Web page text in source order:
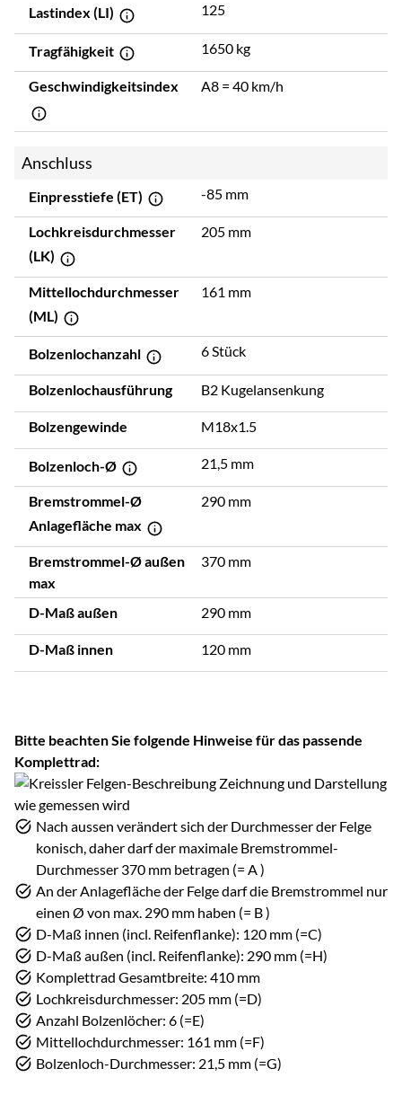
Lastindex (LI) 125
Tragfähigkeit 1650 kg
Geschwindigkeitsindex A8 = 40 km/h
Anschluss
Einpresstiefe (ET) -85 mm
Lochkreisdurchmesser
(LK)
205 mm
Mittellochdurchmesser
(ML)
161 mm
Bolzenlochanzahl 6 Stück
Bolzenlochausführung B2 Kugelansenkung
Bolzengewinde M18x1.5
Bolzenloch-Ø 21,5 mm
Bremstrommel-Ø
Anlagefläche max
290 mm
Bremstrommel-Ø außen
max
370 mm
D-Maß außen 290 mm
D-Maß innen 120 mm
Bitte beachten Sie folgende Hinweise für das passende
Komplettrad:
Nach aussen verändert sich der Durchmesser der Felge
konisch, daher darf der maximale Bremstrommel-
Durchmesser 370 mm betragen (= A )
An der Anlagefläche der Felge darf die Bremstrommel nur
einen Ø von max. 290 mm haben (= B )
D-Maß innen (incl. Reifenflanke): 120 mm (=C)
D-Maß außen (incl. Reifenflanke): 290 mm (=H)
Komplettrad Gesamtbreite: 410 mm
Lochkreisdurchmesser: 205 mm (=D)
Anzahl Bolzenlöcher: 6 (=E)
Mittellochdurchmesser: 161 mm (=F)
Bolzenloch-Durchmesser: 21,5 mm (=G)